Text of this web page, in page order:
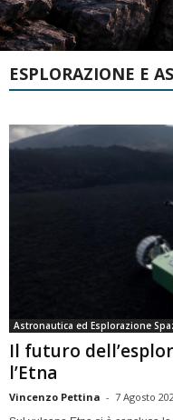
ESPLORAZIONE E
Astronautica ed Esplorazione
Il futuro
l’Etna
Vincenzo Pettina - 7 Agosto